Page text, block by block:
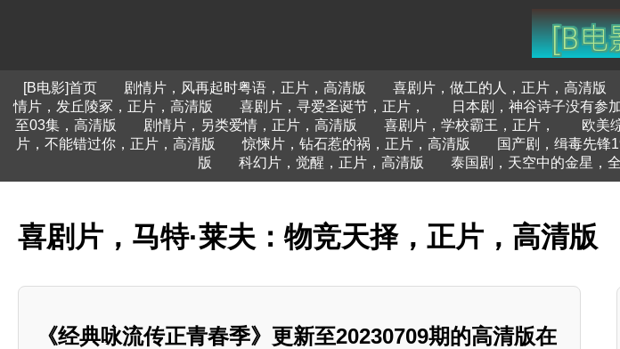
[B电影]首页 剧情片，风再起时粤语，正片，高清版 喜剧片，做工的人，正片，高清版
情片，发丘陵冢，正片，高清版
喜剧片，寻爱圣诞节，正片， 日本剧，神谷诗子没有参
至03集，高清版
剧情片，另类爱情，正片，高清版 喜剧片，学校霸王，正片， 欧美
片，不能错过你，正片，高清版
惊悚片，钻石惹的祸，正片，高清版 国产剧，缉毒先锋
版
科幻片，觉醒，正片，高清版 泰国剧，天空中的金星，
喜剧片，马特·莱夫：物竞天择，正片，高清版
《经典咏流传正青春季》更新至20230709期的高清版在